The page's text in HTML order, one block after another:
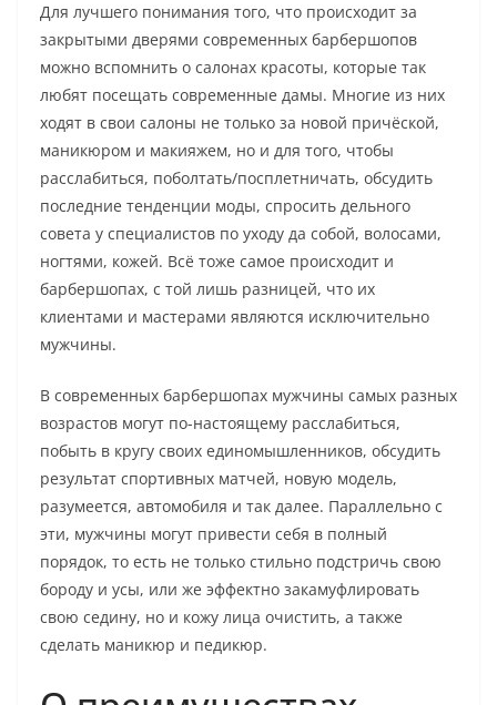
Для лучшего понимания того, что происходит за
закрытыми дверями современных барбершопов
можно вспомнить о салонах красоты, которые так
любят посещать современные дамы. Многие из них
ходят в свои салоны не только за новой причёской,
маникюром и макияжем, но и для того, чтобы
расслабиться, поболтать/посплетничать, обсудить
последние тенденции моды, спросить дельного
совета у специалистов по уходу да собой, волосами,
ногтями, кожей. Всё тоже самое происходит и
барбершопах, с той лишь разницей, что их
клиентами и мастерами являются исключительно
мужчины.
В современных барбершопах мужчины самых разных
возрастов могут по-настоящему расслабиться,
побыть в кругу своих единомышленников, обсудить
результат спортивных матчей, новую модель,
разумеется, автомобиля и так далее. Параллельно с
эти, мужчины могут привести себя в полный
порядок, то есть не только стильно подстричь свою
бороду и усы, или же эффектно закамуфлировать
свою седину, но и кожу лица очистить, а также
сделать маникюр и педикюр.